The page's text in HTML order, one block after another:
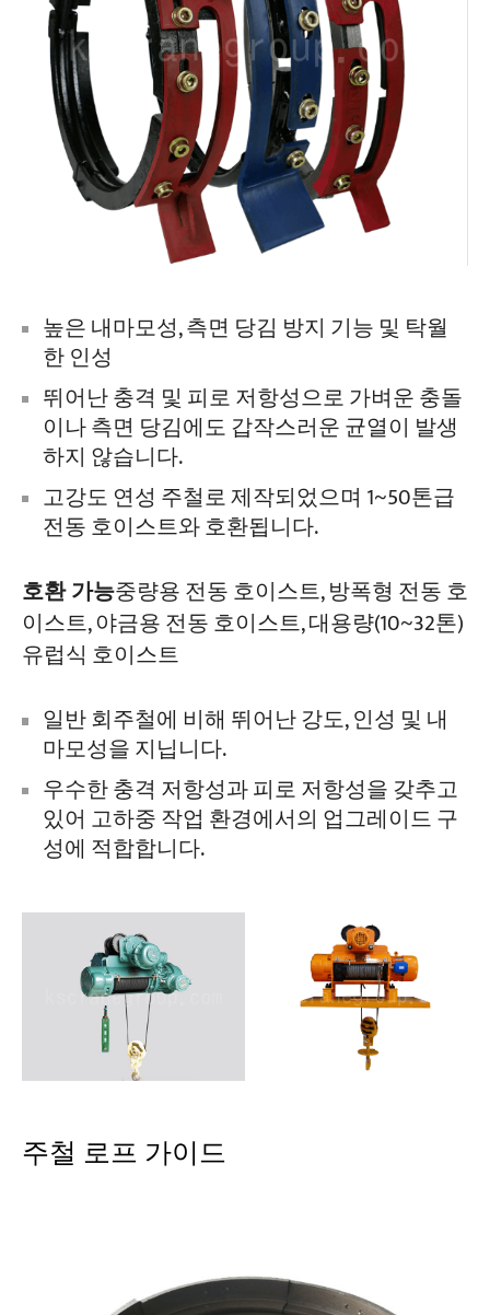
높은 내마모성, 측면 당김 방지 기능 및 탁월
한 인성
뛰어난 충격 및 피로 저항성으로 가벼운 충돌
이나 측면 당김에도 갑작스러운 균열이 발생
하지 않습니다.
고강도 연성 주철로 제작되었으며 1~50톤급
전동 호이스트와 호환됩니다.
호환 가능중량용 전동 호이스트, 방폭형 전동 호
이스트, 야금용 전동 호이스트, 대용량(10~32톤)
유럽식 호이스트
일반 회주철에 비해 뛰어난 강도, 인성 및 내
마모성을 지닙니다.
우수한 충격 저항성과 피로 저항성을 갖추고
있어 고하중 작업 환경에서의 업그레이드 구
성에 적합합니다.
주철 로프 가이드